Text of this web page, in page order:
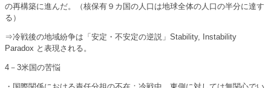
の再構築に進んだ。（核保有９カ国の人口は地球全体の人口の半分に達す
る）
⇒冷戦後の地域紛争は「安定・不安定の逆説」Stability, Instability
Paradox と表現される。
4－3米国の苦悩